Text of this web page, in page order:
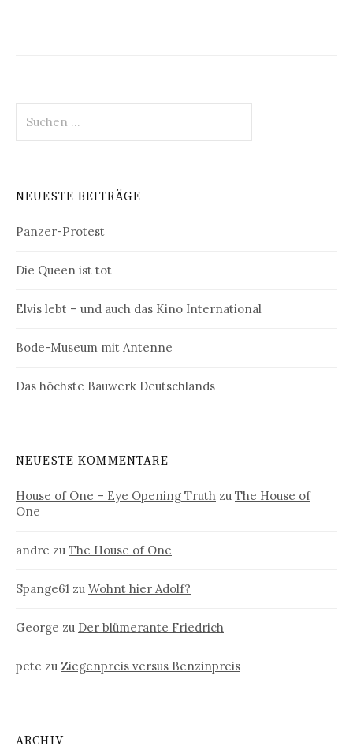
nach:
NEUESTE BEITRÄGE
Panzer-Protest
Die Queen ist tot
Elvis lebt – und auch das Kino International
Bode-Museum mit Antenne
Das höchste Bauwerk Deutschlands
NEUESTE KOMMENTARE
House of One – Eye Opening Truth zu The House of
One
andre zu The House of One
Spange61 zu Wohnt hier Adolf?
George zu Der blümerante Friedrich
pete zu Ziegenpreis versus Benzinpreis
ARCHIV